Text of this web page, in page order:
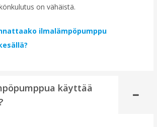
on vähäistä.
ilmalämpöpumppu
käyttää